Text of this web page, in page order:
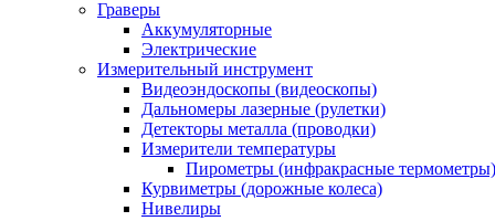
Граверы
Аккумуляторные
Электрические
Измерительный инструмент
Видеоэндоскопы (видеоскопы)
Дальномеры лазерные (рулетки)
Детекторы металла (проводки)
Измерители температуры
Пирометры (инфракрасные термометры)
Курвиметры (дорожные колеса)
Нивелиры